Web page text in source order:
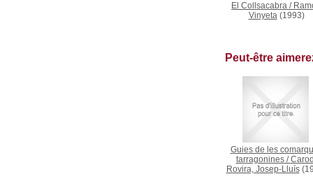
El Collsacabra /
Vinyeta(1993)
Peut-être
Guies de les
tarragonines/
Rovira, Josep-Lluís